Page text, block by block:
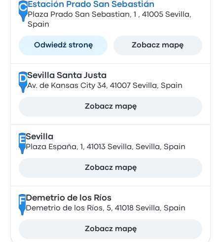
CEstación Prado San Sebastián
Plaza Prado San Sebastian, 1 , 41005 Sevilla,
Spain
Odwiedź stronę Zobacz mapę
DSevilla Santa Justa
Av. de Kansas City 34, 41007 Sevilla, Spain
Zobacz mapę
ESevilla
Plaza España, 1, 41013 Sevilla, Sevilla, Spain
Zobacz mapę
F Demetrio de los Ríos
Demetrio de los Ríos, 5, 41018 Sevilla, Spain
Zobacz mapę